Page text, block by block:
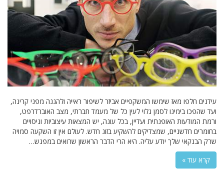
עידנים חלפו מאז שימשו המשקפיים אביזר לשיפור ראייה ולהגנה מפני קרינה,
ועד שהפכו בימינו לסמן גלוי לעין כל של מעמד חברתי, מצב האוברדרפט,
ורמת המודעות האופנתית ועדיין, בכל עונה, יש המצאות עיצוביות וניסויים
בחומרים חדשניים, שמצדיקים להשקיע בזוג חדש. לעולם אין זו השקעה סמויה
שרק הבנקאי שלך יודע עליה. היא הרי הדבר הראשון שרואים במפגש…
קרא עוד »